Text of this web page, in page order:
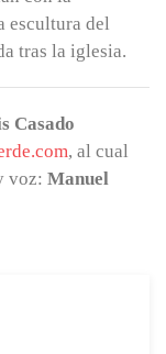
escultura del
tras la iglesia.
Casado
, al cual
voz: Manuel